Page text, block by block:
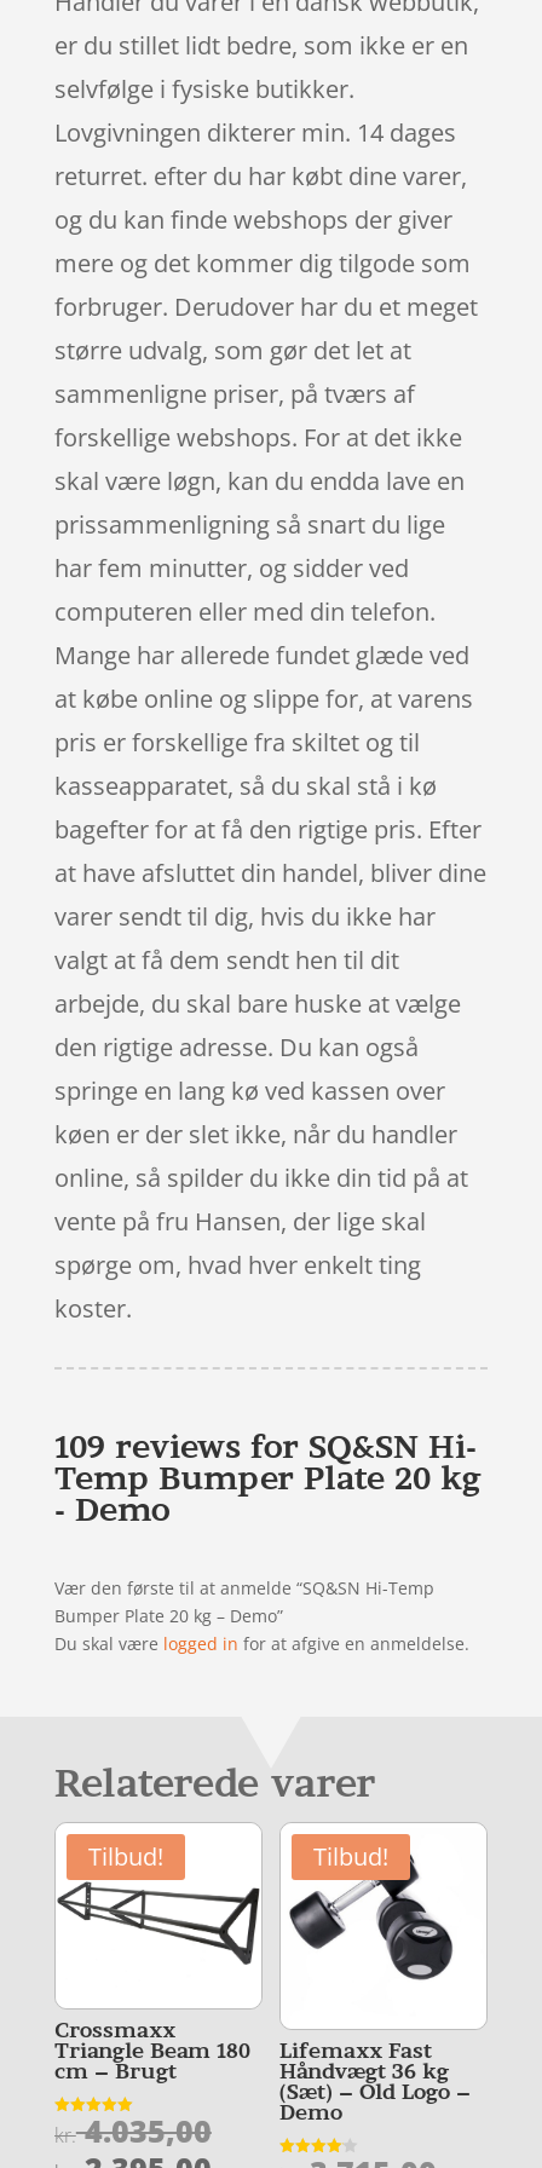
er du stillet lidt bedre, som ikke er en
selvfølge i fysiske butikker.
Lovgivningen dikterer min. 14 dages
returret. efter du har købt dine varer,
og du kan finde webshops der giver
mere og det kommer dig tilgode som
forbruger. Derudover har du et meget
større udvalg, som gør det let at
sammenligne priser, på tværs af
forskellige webshops. For at det ikke
skal være løgn, kan du endda lave en
prissammenligning så snart du lige
har fem minutter, og sidder ved
computeren eller med din telefon.
Mange har allerede fundet glæde ved
at købe online og slippe for, at varens
pris er forskellige fra skiltet og til
kasseapparatet, så du skal stå i kø
bagefter for at få den rigtige pris. Efter
at have afsluttet din handel, bliver dine
varer sendt til dig, hvis du ikke har
valgt at få dem sendt hen til dit
arbejde, du skal bare huske at vælge
den rigtige adresse. Du kan også
springe en lang kø ved kassen over
køen er der slet ikke, når du handler
online, så spilder du ikke din tid på at
vente på fru Hansen, der lige skal
spørge om, hvad hver enkelt ting
koster.
109 reviews for SQ&SN Hi-
Temp Bumper Plate 20 kg
- Demo
Vær den første til at anmelde “SQ&SN Hi-Temp
Bumper Plate 20 kg – Demo”
Du skal være logged in for at afgive en anmeldelse.
Relaterede varer
Tilbud!
Crossmaxx
Triangle Beam 180
cm – Brugt
Vurderet
5
kr.4.035,00Den
Tilbud!
Lifemaxx Fast
Håndvægt 36 kg
(Sæt) – Old Logo –
Demo